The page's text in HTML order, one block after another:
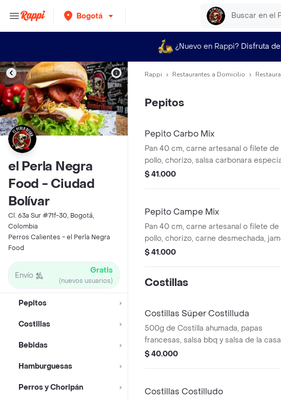
Bogotá
¿Nuevo en Rappi? Disfruta de
el Perla Negra
Food - Ciudad
Bolívar
Cl. 63a Sur #71f-30, Bogotá,
Colombia
Perros Calientes - el Perla Negra
Food
Envío Gratis
(nuevos usuarios)
Pepitos
Costillas
Bebidas
Hamburguesas
Perros y Choripán
Rappi Restaurantes a Domicilio
Pepitos
Pepito Carbo Mix
Pan 40 cm, carne artesanal o filete de
pollo, chorizo, salsa carbonara
jamón, queso mozarella, pico de gallo,
$ 41.000
Pepito Campe Mix
Pan 40 cm, carne artesanal o filete de
pollo, chorizo, carne desmechada,
queso mozarella, pico de gallo, papas
$ 41.000
Costillas
Costillas Súper Costilluda
500g de Costilla ahumada, papas
francesas, salsa bbq y salsa de la casa
$ 40.000
Costillas Costilludo